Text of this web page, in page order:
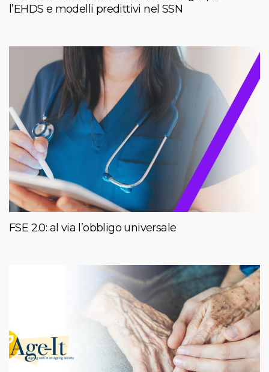
l’EHDS e modelli predittivi nel SSN
FSE 2.0: al via l’obbligo universale